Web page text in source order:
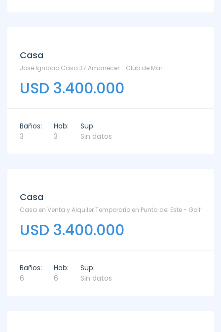
Casa
José Ignacio Casa 37 Amanecer - Club de Mar
USD 3.400.000
Baños:
3
Hab:
3
Sup:
Sin datos
Casa
Casa en Venta y Alquiler Temporario en Punta del Este - Golf
USD 3.400.000
Baños:
6
Hab:
6
Sup:
Sin datos